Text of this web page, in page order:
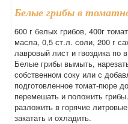
Белые грибы в
600 г белых грибов, 400г
масла, 0,5 ст.л. соли, 200 г
лавровый лист и гвоздика по
Белые грибы вымыть,
собственном соку или с
подготовленное томат-пюре
перемешать и положить
разложить в горячие
закатать и охладить.